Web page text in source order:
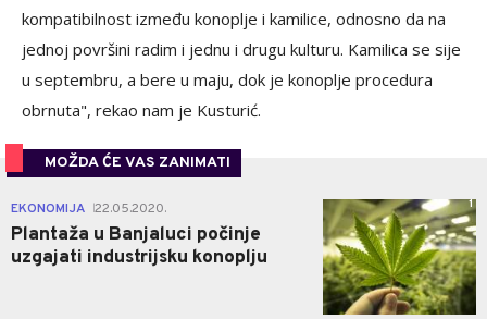
kompatibilnost između konoplje i kamilice, odnosno da na
jednoj površini radim i jednu i drugu kulturu. Kamilica se sije
u septembru, a bere u maju, dok je konoplje procedura
obrnuta", rekao nam je Kusturić.
MOŽDA ĆE VAS ZANIMATI
EKONOMIJA 22.05.2020.
Plantaža u Banjaluci počinje
uzgajati industrijsku konoplju
1